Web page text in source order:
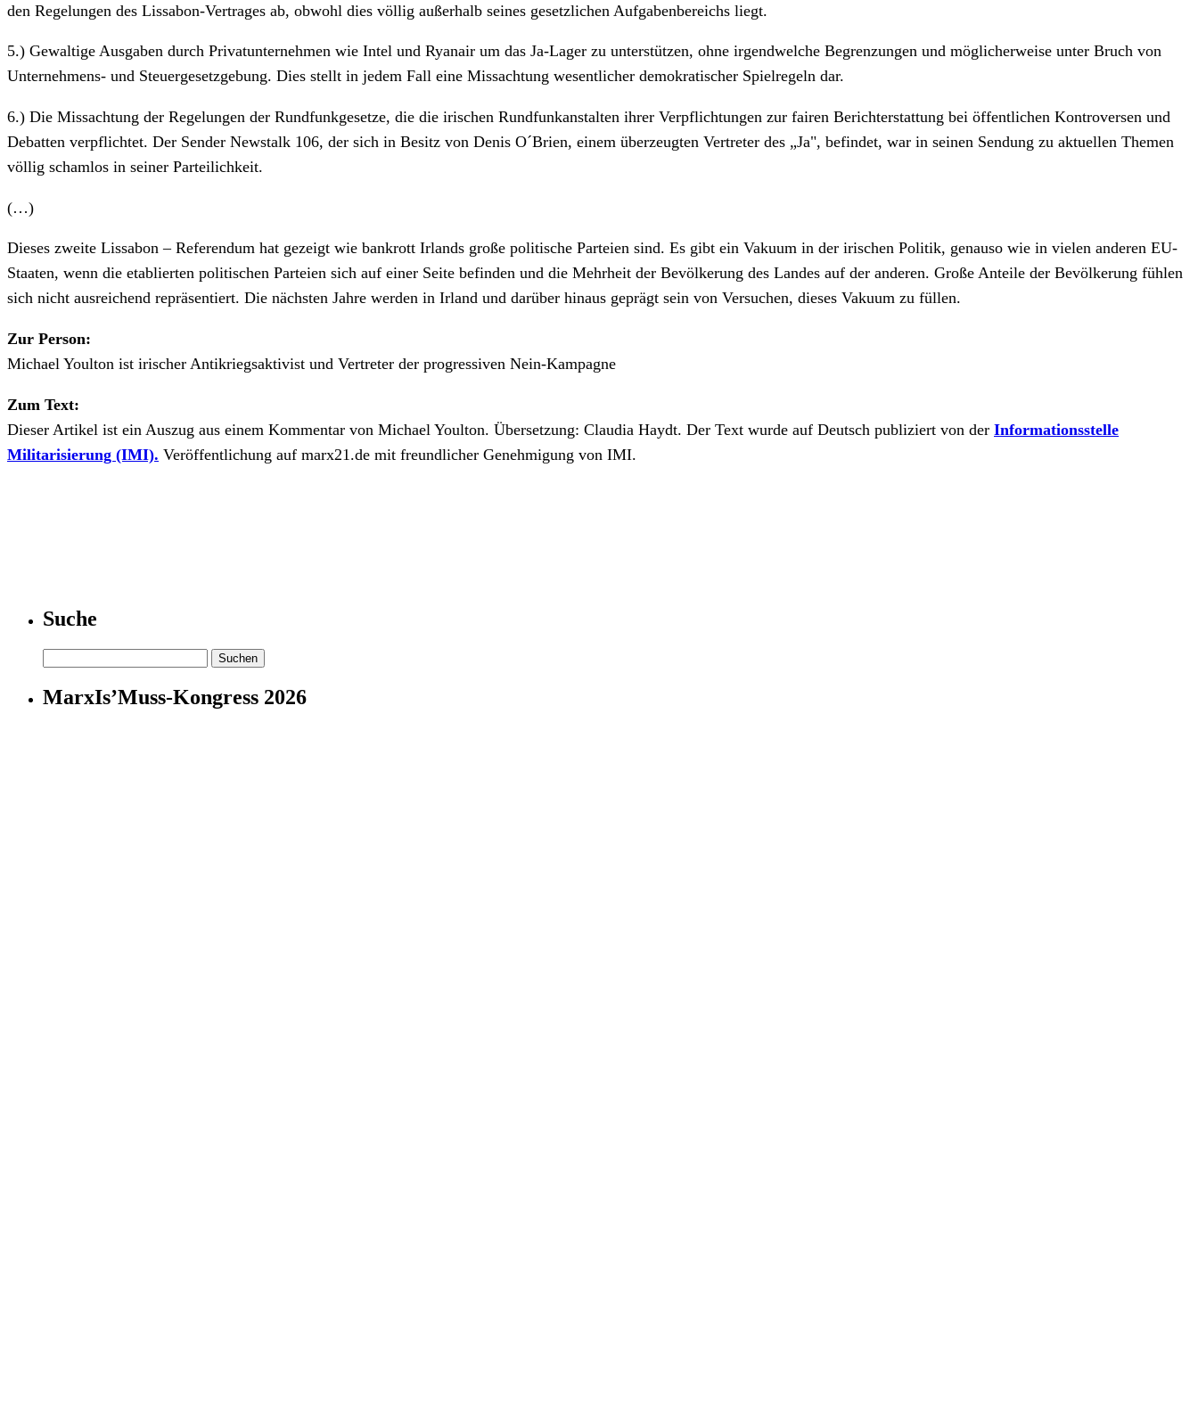
den Regelungen des Lissabon-Vertrages ab, obwohl dies völlig außerhalb seines gesetzlichen Aufgabenbereichs liegt.
5.) Gewaltige Ausgaben durch Privatunternehmen wie Intel und Ryanair um das Ja-Lager zu unterstützen, ohne irgendwelche Begrenzungen und möglicherweise unter Bruch von
Unternehmens- und Steuergesetzgebung. Dies stellt in jedem Fall eine Missachtung wesentlicher demokratischer Spielregeln dar.
6.) Die Missachtung der Regelungen der Rundfunkgesetze, die die irischen Rundfunkanstalten ihrer Verpflichtungen zur fairen Berichterstattung bei öffentlichen Kontroversen und
Debatten verpflichtet. Der Sender Newstalk 106, der sich in Besitz von Denis O´Brien, einem überzeugten Vertreter des „Ja", befindet, war in seinen Sendung zu aktuellen Themen
völlig schamlos in seiner Parteilichkeit.
(…)
Dieses zweite Lissabon – Referendum hat gezeigt wie bankrott Irlands große politische Parteien sind. Es gibt ein Vakuum in der irischen Politik, genauso wie in vielen anderen EU-
Staaten, wenn die etablierten politischen Parteien sich auf einer Seite befinden und die Mehrheit der Bevölkerung des Landes auf der anderen. Große Anteile der Bevölkerung fühlen
sich nicht ausreichend repräsentiert. Die nächsten Jahre werden in Irland und darüber hinaus geprägt sein von Versuchen, dieses Vakuum zu füllen.
Zur Person:
Michael Youlton ist irischer Antikriegsaktivist und Vertreter der progressiven Nein-Kampagne
Zum Text:
Dieser Artikel ist ein Auszug aus einem Kommentar von Michael Youlton. Übersetzung: Claudia Haydt. Der Text wurde auf Deutsch publiziert von der Informationsstelle
Militarisierung (IMI). Veröffentlichung auf marx21.de mit freundlicher Genehmigung von IMI.
Suche
nach:
MarxIs’Muss-Kongress 2026